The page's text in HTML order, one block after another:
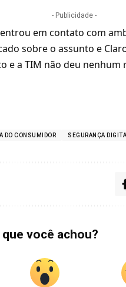
- Publicidade -
em contato com
sobre o assunto e
e a TIM não deu
DO CONSUMIDOR SEGURANÇA
que você achou?